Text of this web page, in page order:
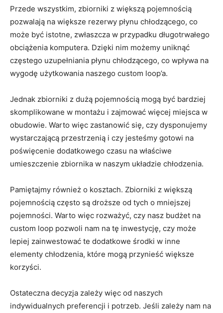
Przede wszystkim, zbiorniki z większą pojemnością
pozwalają ‍na większe rezerwy ⁢płynu chłodzącego, co
może być istotne, zwłaszcza w przypadku długotrwałego
obciążenia komputera. Dzięki nim możemy uniknąć
częstego uzupełniania płynu ⁢chłodzącego, co wpływa na
wygodę ​użytkowania naszego custom loop’a.
Jednak zbiorniki z dużą pojemnością ⁤mogą być bardziej
skomplikowane w montażu i zajmować więcej miejsca w
obudowie. Warto‍ więc zastanowić się, ‌czy dysponujemy​
wystarczającą przestrzenią i czy ⁣jesteśmy gotowi na
poświęcenie dodatkowego ⁢czasu ‌na właściwe
umieszczenie zbiornika w naszym układzie chłodzenia.
Pamiętajmy również o kosztach. Zbiorniki z większą
pojemnością często są droższe od⁤ tych o mniejszej
pojemności. Warto więc rozważyć, czy nasz budżet ⁣na
custom loop pozwoli nam na tę inwestycję, czy‌ może‌
lepiej zainwestować te dodatkowe środki w inne
elementy chłodzenia, które mogą przynieść większe
korzyści.
Ostateczna decyzja ⁤zależy więc od naszych⁤
indywidualnych preferencji ‌i potrzeb. Jeśli ‌zależy nam na